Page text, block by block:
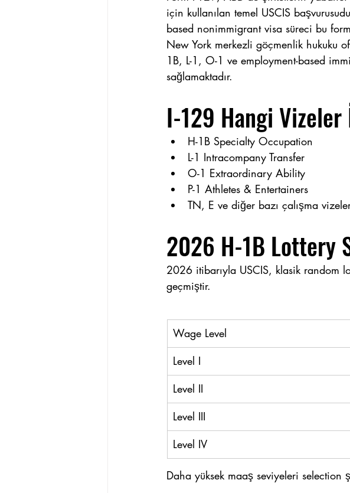
için kullanılan temel USCIS
based nonimmigrant visa süreci bu
New York merkezli göçmenlik hukuku
1B, L-1, O-1 ve employment-based
sağlamaktadır.
I-129 Hangi Vizeler
H-1B Specialty Occupation
L-1 Intracompany Transfer
O-1 Extraordinary Ability
P-1 Athletes & Entertainers
TN, E ve diğer bazı çalışma
2026 H-1B Lottery
2026 itibarıyla USCIS, klasik random
geçmiştir.
Wage Level
Level I
Level II
Level III
Level IV
Daha yüksek maaş seviyeleri selection